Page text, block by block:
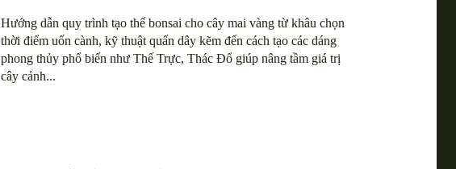
Hướng dẫn quy trình tạo thế bonsai cho cây mai vàng từ khâu chọn
thời điểm uốn cành, kỹ thuật quấn dây kẽm đến cách tạo các dáng
phong thủy phổ biến như Thế Trực, Thác Đổ giúp nâng tầm giá trị
cây cảnh...